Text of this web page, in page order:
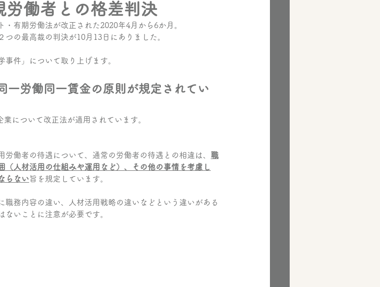
労働者との格差判決
有期労働法が改正された2020年4月から6か月。
の最高裁の判決が10月13日にありました。
件」について取り上げます。
一労働同一賃金の原則が規定されてい
について改正法が適用されています。
働者の待遇について、通常の労働者の待遇との相違は、 職
人材活用の仕組みや運用など）、その他の事情を考慮し
らない 旨を規定しています。
職務内容の違い、人材活用戦略の違いなどという違いがある
いことに注意が必要です。